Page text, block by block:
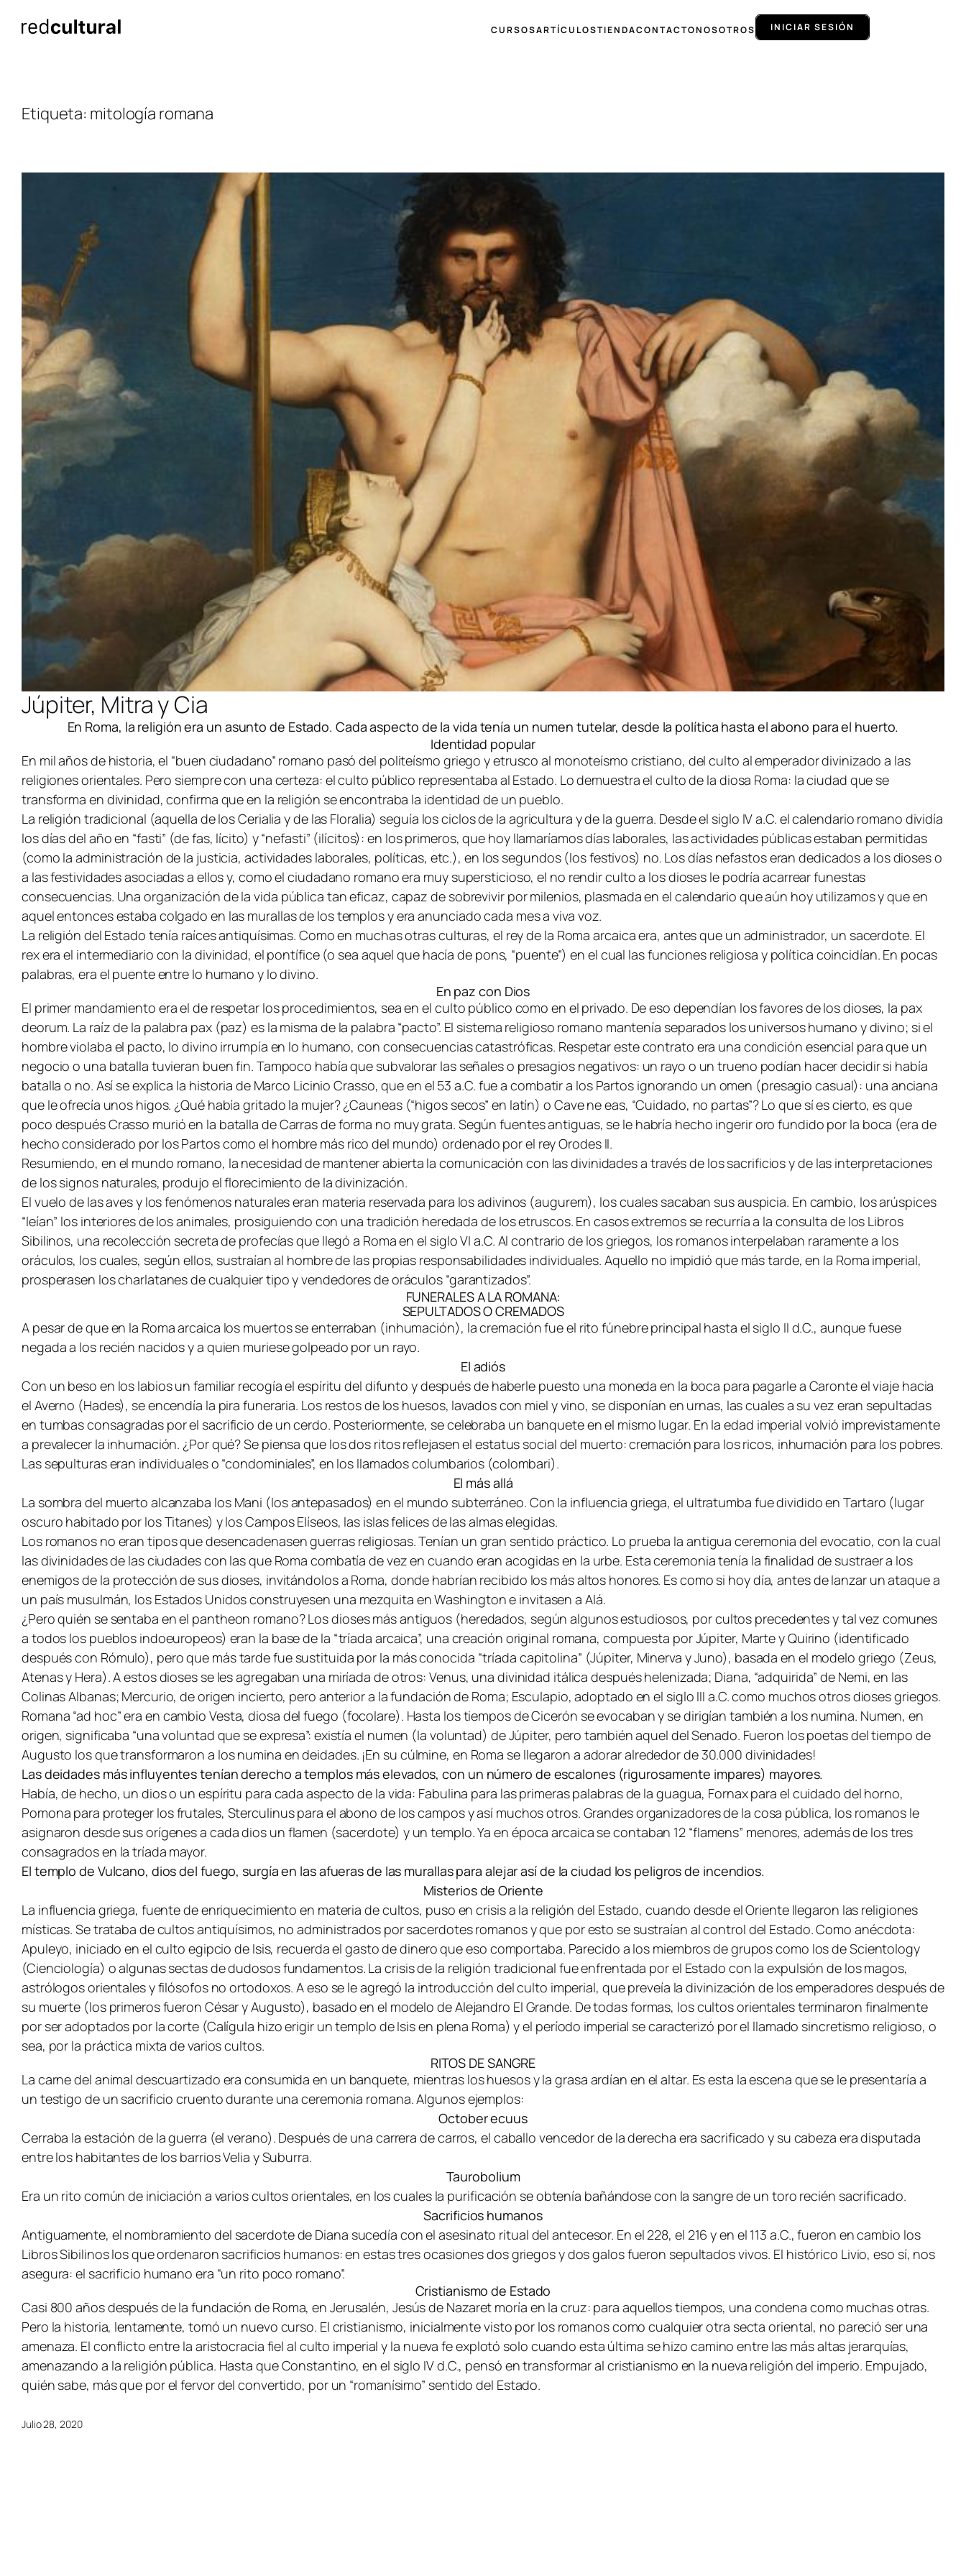
CURSOSARTÍCULOSTIENDACONTACTONOSOTROS INICIAR SESIÓN
Etiqueta: mitología romana
Júpiter, Mitra y Cia
En Roma, la religión era un asunto de Estado. Cada aspecto de la vida tenía un numen tutelar, desde la política hasta el abono para el huerto.
Identidad popular
En mil años de historia, el “buen ciudadano” romano pasó del politeísmo griego y etrusco al monoteísmo cristiano, del culto al emperador divinizado a las
religiones orientales. Pero siempre con una certeza: el culto público representaba al Estado. Lo demuestra el culto de la diosa Roma: la ciudad que se
transforma en divinidad, confirma que en la religión se encontraba la identidad de un pueblo.
La religión tradicional (aquella de losCerialia y de las Floralia) seguía los ciclos de la agricultura y de la guerra. Desde el siglo IV a.C. el calendario romano dividía
los días del año en “fasti” (defas, lícito) y “nefasti” (ilícitos): en los primeros, que hoy llamaríamos días laborales, las actividades públicas estaban permitidas
(como la administración de la justicia, actividades laborales, políticas, etc.), en los segundos (los festivos) no. Los días nefastos eran dedicados a los dioses o
a las festividades asociadas a ellos y, como el ciudadano romano era muy supersticioso, el no rendir culto a los dioses le podría acarrear funestas
consecuencias. Una organización de la vida pública tan eficaz, capaz de sobrevivir por milenios, plasmada en el calendario que aún hoy utilizamos y que en
aquel entonces estaba colgado en las murallas de los templos y era anunciado cada mes a viva voz.
La religión del Estado tenía raíces antiquísimas. Como en muchas otras culturas, el rey de la Roma arcaica era, antes que un administrador, un sacerdote. El
rexera el intermediario con la divinidad, el pontífice (o sea aquel que hacía de pons, “puente”) en el cual las funciones religiosa y política coincidían. En pocas
palabras, era el puente entre lo humano y lo divino.
En paz con Dios
El primer mandamiento era el de respetar los procedimientos, sea en el culto público como en el privado. De eso dependían los favores de los dioses, la pax
deorum. La raíz de la palabra pax(paz) es la misma de la palabra “pacto”. El sistema religioso romano mantenía separados los universos humano y divino; si el
hombre violaba el pacto, lo divino irrumpía en lo humano, con consecuencias catastróficas. Respetar este contrato era una condición esencial para que un
negocio o una batalla tuvieran buen fin. Tampoco había que subvalorar las señales o presagios negativos: un rayo o un trueno podían hacer decidir si había
batalla o no. Así se explica la historia de Marco Licinio Crasso, que en el 53 a.C. fue a combatir a los Partos ignorando un omen (presagio casual): una anciana
que le ofrecía unos higos. ¿Qué había gritado la mujer? ¿Cauneas(“higos secos” en latín) o Cave ne eas, “Cuidado, no partas”? Lo que sí es cierto, es que
poco después Crasso murió en la batalla de Carras de forma no muy grata. Según fuentes antiguas, se le habría hecho ingerir oro fundido por la boca (era de
hecho considerado por los Partos como el hombre más rico del mundo) ordenado por el rey Orodes II.
Resumiendo, en el mundo romano, la necesidad de mantener abierta la comunicación con las divinidades a través de los sacrificios y de las interpretaciones
de los signos naturales, produjo el florecimiento de la divinización.
El vuelo de las aves y los fenómenos naturales eran materia reservada para los adivinos (augurem), los cuales sacaban susauspicia. En cambio, los arúspices
“leían” los interiores de los animales, prosiguiendo con una tradición heredada de los etruscos. En casos extremos se recurría a la consulta de los Libros
Sibilinos, una recolección secreta de profecías que llegó a Roma en el siglo VI a.C. Al contrario de los griegos, los romanos interpelaban raramente a los
oráculos, los cuales, según ellos, sustraían al hombre de las propias responsabilidades individuales. Aquello no impidió que más tarde, en la Roma imperial,
prosperasen los charlatanes de cualquier tipo y vendedores de oráculos “garantizados”.
FUNERALES A LA ROMANA:
SEPULTADOS O CREMADOS
A pesar de que en la Roma arcaica los muertos se enterraban (inhumación), la cremación fue el rito fúnebre principal hasta el siglo II d.C., aunque fuese
negada a los recién nacidos y a quien muriese golpeado por un rayo.
El adiós
Con un beso en los labios un familiar recogía el espíritu del difunto y después de haberle puesto una moneda en la boca para pagarle a Caronte el viaje hacia
el Averno (Hades), se encendía la pira funeraria. Los restos de los huesos, lavados con miel y vino, se disponían en urnas, las cuales a su vez eran sepultadas
en tumbas consagradas por el sacrificio de un cerdo. Posteriormente, se celebraba un banquete en el mismo lugar. En la edad imperial volvió imprevistamente
a prevalecer la inhumación. ¿Por qué? Se piensa que los dos ritos reflejasen el estatus social del muerto: cremación para los ricos, inhumación para los pobres.
Las sepulturas eran individuales o “condominiales”, en los llamados columbarios (colombari).
El más allá
La sombra del muerto alcanzaba los Mani (los antepasados) en el mundo subterráneo. Con la influencia griega, el ultratumba fue dividido enTartaro (lugar
oscuro habitado por los Titanes) y los Campos Elíseos, las islas felices de las almas elegidas.
Los romanos no eran tipos que desencadenasen guerras religiosas. Tenían un gran sentido práctico. Lo prueba la antigua ceremonia del evocatio, con la cual
las divinidades de las ciudades con las que Roma combatía de vez en cuando eran acogidas en la urbe. Esta ceremonia tenía la finalidad de sustraer a los
enemigos de la protección de sus dioses, invitándolos a Roma, donde habrían recibido los más altos honores. Es como si hoy día, antes de lanzar un ataque a
un país musulmán, los Estados Unidos construyesen una mezquita en Washington e invitasen a Alá.
¿Pero quién se sentaba en el pantheon romano? Los dioses más antiguos (heredados, según algunos estudiosos, por cultos precedentes y tal vez comunes
a todos los pueblos indoeuropeos) eran la base de la “tríada arcaica”, una creación original romana, compuesta por Júpiter, Marte y Quirino (identificado
después con Rómulo), pero que más tarde fue sustituida por la más conocida “tríada capitolina” (Júpiter, Minerva y Juno), basada en el modelo griego (Zeus,
Atenas y Hera). A estos dioses se les agregaban una miríada de otros: Venus, una divinidad itálica después helenizada; Diana, “adquirida” de Nemi, en las
Colinas Albanas; Mercurio, de origen incierto, pero anterior a la fundación de Roma; Esculapio, adoptado en el siglo III a.C. como muchos otros dioses griegos.
Romana “ad hoc” era en cambio Vesta, diosa del fuego (focolare). Hasta los tiempos de Cicerón se evocaban y se dirigían también a los numina. Numen, en
origen, significaba “una voluntad que se expresa”: existía el numen (la voluntad) de Júpiter, pero también aquel del Senado. Fueron los poetas del tiempo de
Augusto los que transformaron a losnumina en deidades. ¡En su cúlmine, en Roma se llegaron a adorar alrededor de 30.000 divinidades!
Las deidades más influyentes tenían derecho a templos más elevados, con un número de escalones (rigurosamente impares) mayores.
Había, de hecho, un dios o un espíritu para cada aspecto de la vida: Fabulina para las primeras palabras de la guagua, Fornaxpara el cuidado del horno,
Pomona para proteger los frutales, Sterculinuspara el abono de los campos y así muchos otros. Grandes organizadores de la cosa pública, los romanos le
asignaron desde sus orígenes a cada dios un flamen (sacerdote) y un templo. Ya en época arcaica se contaban 12 “flamens” menores, además de los tres
consagrados en la tríada mayor.
El templo de Vulcano, dios del fuego, surgía en las afueras de las murallas para alejar así de la ciudad los peligros de incendios.
Misterios de Oriente
La influencia griega, fuente de enriquecimiento en materia de cultos, puso en crisis a la religión del Estado, cuando desde el Oriente llegaron las religiones
místicas. Se trataba de cultos antiquísimos, no administrados por sacerdotes romanos y que por esto se sustraían al control del Estado. Como anécdota:
Apuleyo, iniciado en el culto egipcio de Isis, recuerda el gasto de dinero que eso comportaba. Parecido a los miembros de grupos como los de Scientology
(Cienciología) o algunas sectas de dudosos fundamentos. La crisis de la religión tradicional fue enfrentada por el Estado con la expulsión de los magos,
astrólogos orientales y filósofos no ortodoxos. A eso se le agregó la introducción del culto imperial, que preveía la divinización de los emperadores después de
su muerte (los primeros fueron César y Augusto), basado en el modelo de Alejandro El Grande. De todas formas, los cultos orientales terminaron finalmente
por ser adoptados por la corte (Calígula hizo erigir un templo de Isis en plena Roma) y el período imperial se caracterizó por el llamado sincretismo religioso, o
sea, por la práctica mixta de varios cultos.
RITOS DE SANGRE
La carne del animal descuartizado era consumida en un banquete, mientras los huesos y la grasa ardían en el altar. Es esta la escena que se le presentaría a
un testigo de un sacrificio cruento durante una ceremonia romana. Algunos ejemplos:
October ecuus
Cerraba la estación de la guerra (el verano). Después de una carrera de carros, el caballo vencedor de la derecha era sacrificado y su cabeza era disputada
entre los habitantes de los barrios Velia y Suburra.
Taurobolium
Era un rito común de iniciación a varios cultos orientales, en los cuales la purificación se obtenía bañándose con la sangre de un toro recién sacrificado.
Sacrificios humanos
Antiguamente, el nombramiento del sacerdote de Diana sucedía con el asesinato ritual del antecesor. En el 228, el 216 y en el 113 a.C., fueron en cambio los
Libros Sibilinos los que ordenaron sacrificios humanos: en estas tres ocasiones dos griegos y dos galos fueron sepultados vivos. El histórico Livio, eso sí, nos
asegura: el sacrificio humano era “un rito poco romano”.
Cristianismo de Estado
Casi 800 años después de la fundación de Roma, en Jerusalén, Jesús de Nazaret moría en la cruz: para aquellos tiempos, una condena como muchas otras.
Pero la historia, lentamente, tomó un nuevo curso. El cristianismo, inicialmente visto por los romanos como cualquier otra secta oriental, no pareció ser una
amenaza. El conflicto entre la aristocracia fiel al culto imperial y la nueva fe explotó solo cuando esta última se hizo camino entre las más altas jerarquías,
amenazando a la religión pública. Hasta que Constantino, en el siglo IV d.C., pensó en transformar al cristianismo en la nueva religión del imperio. Empujado,
quién sabe, más que por el fervor del convertido, por un “romanísimo” sentido del Estado.
Julio 28, 2020